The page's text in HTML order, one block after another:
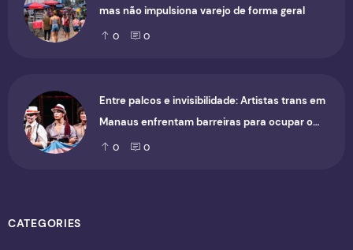
mas não impulsiona varejo de forma geral
0 0
Entre palcos e invisibilidade: Artistas trans em
Manaus enfrentam barreiras para ocupar o
cenário cultural
0 0
CATEGORIES